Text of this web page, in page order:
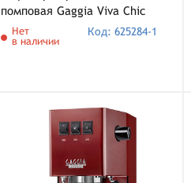
помповая Gaggia Viva Chic
8433/13 (серый)
Нет
в наличии
Код: 625284-1